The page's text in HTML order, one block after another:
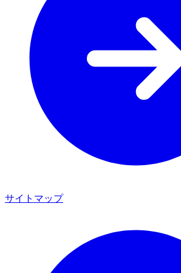
サイトマップ